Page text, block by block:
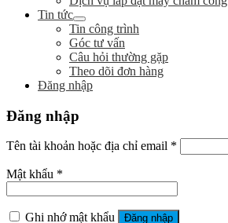
Tin tức
Tin công trình
Góc tư vấn
Câu hỏi thường gặp
Theo dõi đơn hàng
Đăng nhập
Đăng nhập
Tên tài khoản hoặc địa chỉ email *
Mật khẩu *
Ghi nhớ mật khẩu Đăng nhập